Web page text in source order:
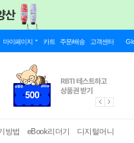
마이페이지 카트 주문/배송 고객센터
방법 eBook리더기 디지털머니